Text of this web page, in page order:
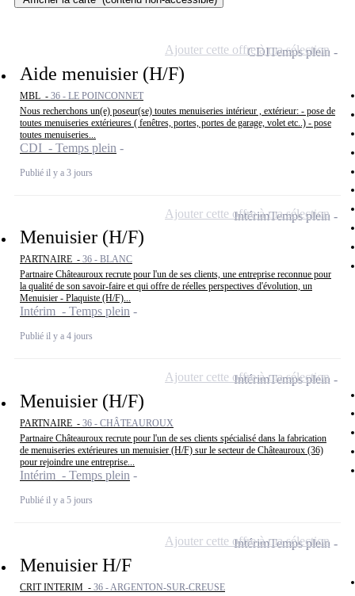
Aide menuisier (H/F)
MBL - 36 - LE POINCONNET
Nous recherchons un(e) poseur(se) toutes menuiseries intérieur , extérieur: - pose de
toutes menuiseries extérieures ( fenêtres, portes, portes de garage, volet etc..) - pose
toutes menuiseries...
CDI - Temps plein
Publié il y a 3 jours
CDITemps plein
Ajouter cette offre à ma sélection
Menuisier (H/F)
PARTNAIRE - 36 - BLANC
Partnaire Châteauroux recrute pour l'un de ses clients, une entreprise reconnue pour
la qualité de son savoir-faire et qui offre de réelles perspectives d'évolution, un
Menuisier - Plaquiste (H/F)...
Intérim - Temps plein
Publié il y a 4 jours
IntérimTemps plein
Ajouter cette offre à ma sélection
Menuisier (H/F)
PARTNAIRE - 36 - CHÂTEAUROUX
Partnaire Châteauroux recrute pour l'un de ses clients spécialisé dans la fabrication
de menuiseries extérieures un menuisier (H/F) sur le secteur de Châteauroux (36)
pour rejoindre une entreprise...
Intérim - Temps plein
Publié il y a 5 jours
IntérimTemps plein
Ajouter cette offre à ma sélection
Menuisier H/F
CRIT INTERIM - 36 - ARGENTON-SUR-CREUSE
IntérimTemps plein
Ajouter cette offre à ma sélection